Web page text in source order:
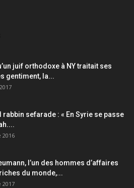
juif orthodoxe à NY traitait ses
gentiment, la...
rabbin sefarade : « En Syrie se passe
2016
l’un des hommes d’affaires
du monde,...
2017